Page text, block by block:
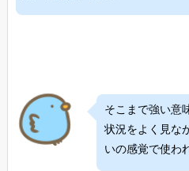
そこまで強い意
状況をよく見な
いの感覚で使わ